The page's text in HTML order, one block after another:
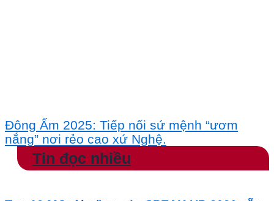
Đông Ấm 2025: Tiếp nối sứ mệnh “ươm
nắng” nơi rẻo cao xứ Nghệ.
Tin đọc nhiều